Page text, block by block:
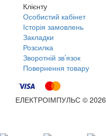
Клієнту
Особистий кабінет
Історія замовлень
Закладки
Розсилка
Зворотній зв’язок
Повернення товару
ЕЛЕКТРОІМПУЛЬС © 2026